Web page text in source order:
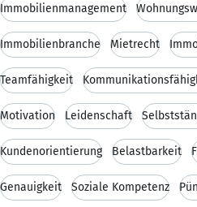
Immobilienmanagement
Immobilienbranche Mietrecht
Teamfähigkeit
Motivation Leidenschaft
Kundenorientierung Belastbarkeit
Genauigkeit Soziale Kompetenz